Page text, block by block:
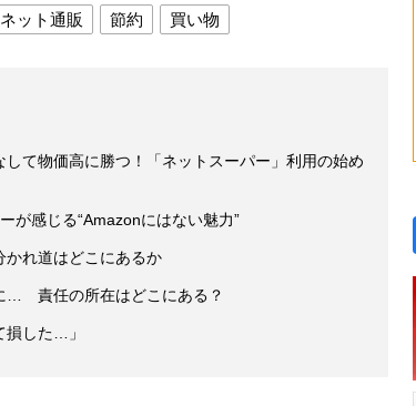
ネット通販 節約 買い物
て物価高に勝つ！「ネットスーパー」利用の始め
が感じる“Amazonにはない魅力”
れ道はどこにあるか
… 責任の所在はどこにある？
損した…」